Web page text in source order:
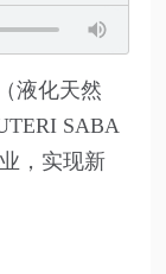
液化天然
SABA
，实现新